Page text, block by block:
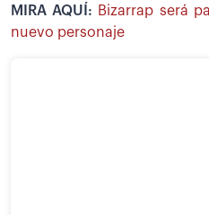
MIRA AQUÍ: Bizarrap será
nuevo personaje